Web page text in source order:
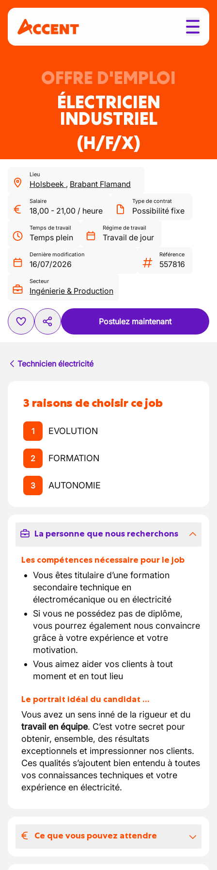
OFFRE D'EMPLOI
ÉLECTRICIEN
INDUSTRIEL
(H/F/X)
Lieu
Holsbeek , Brabant Flamand
Salaire
18,00 - 21,00 / heure
Type de contrat
Possibilité fixe
Temps de travail
Temps plein
Régime de travail
Travail de jour
Dernière modification
16/07/2026
Référence
557816
Secteur
Ingénierie & Production
Postulez maintenant
Technicien électricité
3 raisons de choisir ce job
1 EVOLUTION
2 FORMATION
3 AUTONOMIE
La personne que nous recherchons
Les compétences nécessaire pour le job
Vous êtes titulaire d’une formation
secondaire technique en
électromécanique ou en électricité
Si vous ne possédez pas de diplôme,
vous pourrez également nous convaincre
grâce à votre expérience et votre
motivation.
Vous aimez aider vos clients à tout
moment et en tout lieu
Le portrait idéal du candidat …
Vous avez un sens inné de la rigueur et du
travail en équipe. C’est votre secret pour
obtenir, ensemble, des résultats
exceptionnels et impressionner nos clients.
Ces qualités s’ajoutent bien entendu à toutes
vos connaissances techniques et votre
expérience en électricité.
Ce que vous pouvez attendre